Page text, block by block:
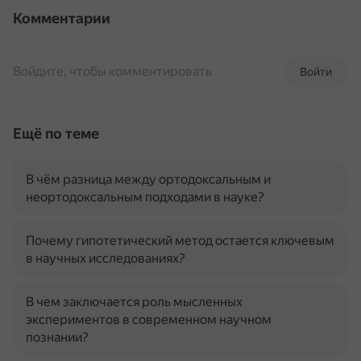
Комментарии
Войти
Войдите, чтобы комментировать
Ещё по теме
В чём разница между ортодоксальным и
неортодоксальным подходами в науке?
Почему гипотетический метод остается ключевым
в научных исследованиях?
В чем заключается роль мысленных
экспериментов в современном научном
познании?